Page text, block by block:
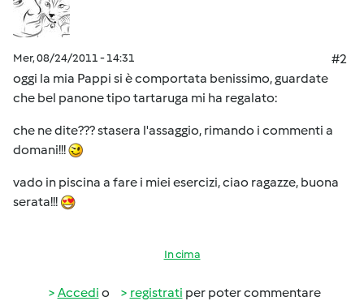
Mer, 08/24/2011 - 14:31
#2
oggi la mia Pappi si è comportata benissimo, guardate
che bel panone tipo tartaruga mi ha regalato:
che ne dite??? stasera l'assaggio, rimando i commenti a
domani!!!
vado in piscina a fare i miei esercizi, ciao ragazze, buona
serata!!!
In cima
Accedi o registrati per poter commentare